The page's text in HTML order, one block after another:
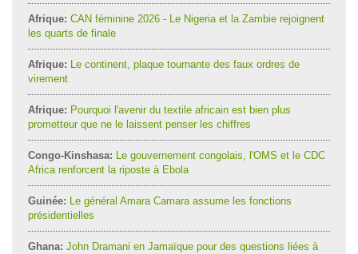
Afrique: CAN féminine 2026 - Le Nigeria et la Zambie rejoignent
les quarts de finale
Afrique: Le continent, plaque tournante des faux ordres de
virement
Afrique: Pourquoi l'avenir du textile africain est bien plus
prometteur que ne le laissent penser les chiffres
Congo-Kinshasa: Le gouvernement congolais, l'OMS et le CDC
Africa renforcent la riposte à Ebola
Guinée: Le général Amara Camara assume les fonctions
présidentielles
Ghana: John Dramani en Jamaïque pour des questions liées à